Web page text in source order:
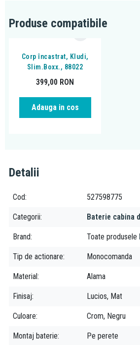
Produse compatibile
Corp încastrat, Kludi,
Slim.Boxx., 88022
399,00 RON
Adauga in cos
Detalii
Cod 527598775
Categorii Baterie cabina
Brand Toate produsele
Tip de actionare Monocomanda
Material Alama
Finisaj Lucios, Mat
Culoare Crom, Negru
Montaj baterie Pe perete